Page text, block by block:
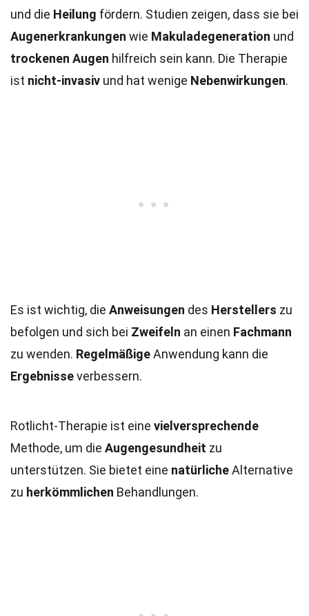
und die Heilung fördern. Studien zeigen, dass sie bei
Augenerkrankungen wie Makuladegeneration und
trockenen Augen hilfreich sein kann. Die Therapie
ist nicht-invasiv und hat wenige Nebenwirkungen.
Es ist wichtig, die Anweisungen des Herstellers zu
befolgen und sich bei Zweifeln an einen Fachmann
zu wenden. RegelmäßigeAnwendung kann die
Ergebnisseverbessern.
Rotlicht-Therapie ist eine vielversprechende
Methode, um die Augengesundheit zu
unterstützen. Sie bietet eine natürlicheAlternative
zu herkömmlichen Behandlungen.